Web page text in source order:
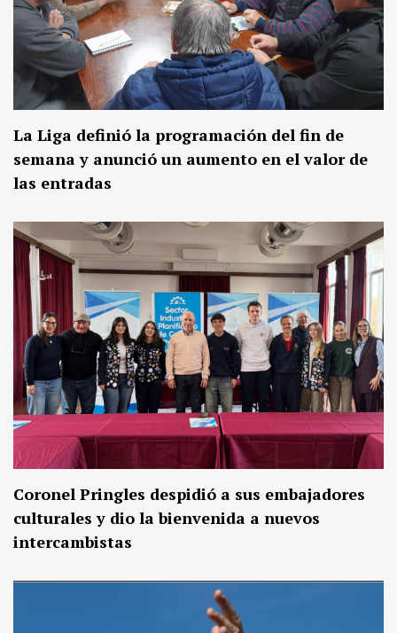
La Liga definió la programación del fin de
semana y anunció un aumento en el valor de
las entradas
Coronel Pringles despidió a sus embajadores
culturales y dio la bienvenida a nuevos
intercambistas